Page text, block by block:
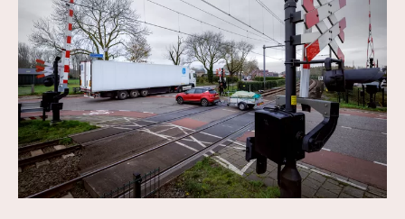
ZOEK, IN BC